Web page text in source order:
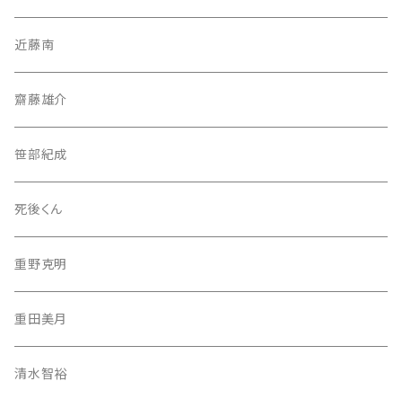
近藤南
齋藤雄介
笹部紀成
死後くん
重野克明
重田美月
清水智裕